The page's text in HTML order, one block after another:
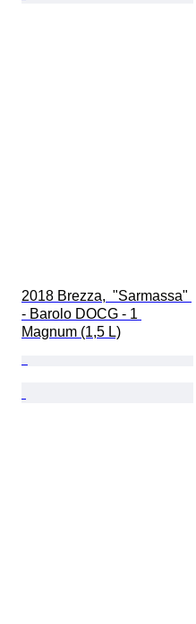
2018 Brezza,  "Sarmassa"
- Barolo DOCG - 1
Magnum (1,5 L)